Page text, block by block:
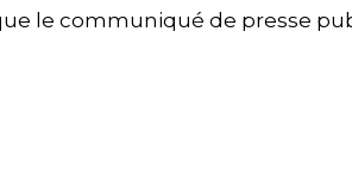
le communiqué de presse